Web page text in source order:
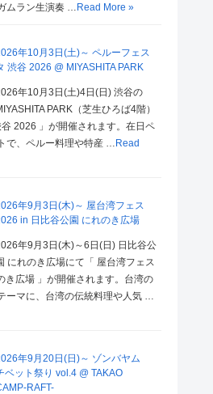
ムラン生演奏 … Read More »
年10月3日(土)～ ペルーフェス
渋谷 2026 @ MIYASHITA PARK
年10月3日(土)4日(日) 渋谷の
PARK（芝生ひろば4階）
2026 」が開催されます。在日ペ
で、ペルー料理や特産 … Read
年9月3日(木)～ 屋台湾フェス
in 日比谷公園 にれのき広場
年9月3日(木)～6日(日) 日比谷公
にれのき広場にて「 屋台湾フェス
き広場 」が開催されます。台湾の
ーマに、台湾の伝統料理や人気 …
年9月20日(日)～ ゾンバヤム
ベット祭り vol.4 @ TAKAO
RAFT-